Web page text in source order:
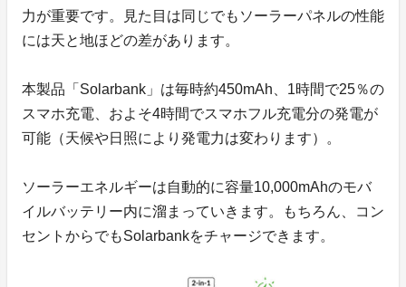
力が重要です。見た目は同じでもソーラーパネルの性能
には天と地ほどの差があります。
本製品「Solarbank」は毎時約450mAh、1時間で25％の
スマホ充電、およそ4時間でスマホフル充電分の発電が
可能（天候や日照により発電力は変わります）。
ソーラーエネルギーは自動的に容量10,000mAhのモバ
イルバッテリー内に溜まっていきます。もちろん、コン
セントからでもSolarbankをチャージできます。